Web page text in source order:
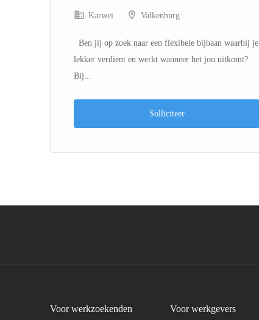
Karwei Valkenburg
Ben jij op zoek naar een flexibele bijbaan waarbij je
lekker verdient en werkt wanneer het jou uitkomt?
Bij...
Solliciteer
Voor werkzoekenden Voor werkgevers